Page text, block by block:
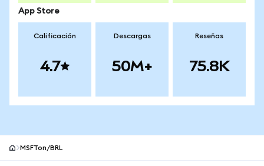
App Store
Calificación
4.7
Descargas
50M+
Reseñas
75.8K
MSFTon/BRL